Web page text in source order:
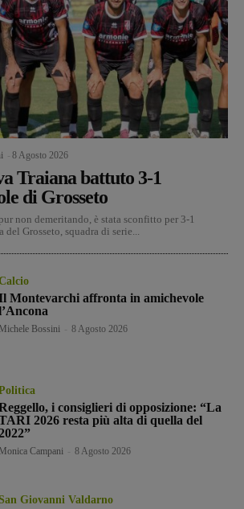
8 Agosto 2026
Traiana battuto 3-1
di Grosseto
non demeritando, è stata sconfitto per 3-1
Grosseto, squadra di serie...
Montevarchi affronta in amichevole
Michele Bossini 8 Agosto 2026
i consiglieri di opposizione: “La
2026 resta più alta di quella del
Monica Campani 8 Agosto 2026
Giovanni Valdarno